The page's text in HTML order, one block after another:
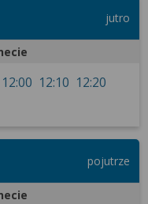
jutro
12:00 12:10 12:20
pojutrze
przez nas i
w
dobrowolne, a
chwili cofnąć,
Twoich
Jeżeli chcesz
tego dokonać